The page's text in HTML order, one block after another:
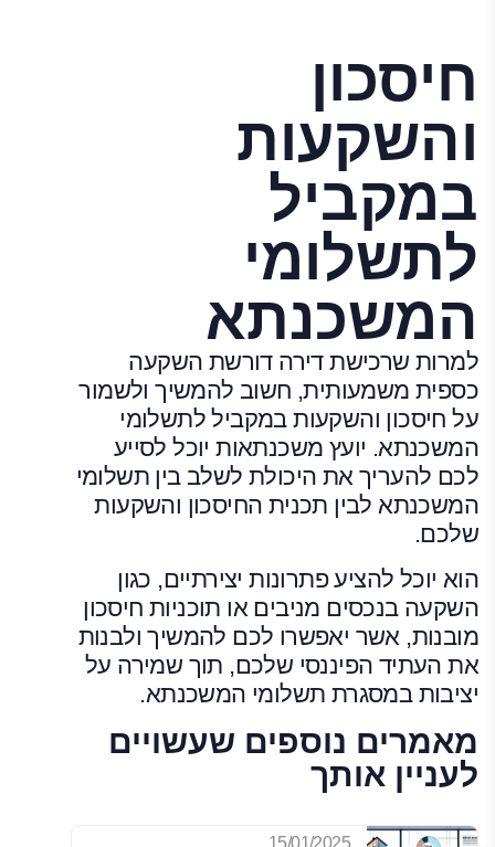
חיסכון
והשקעות
במקביל
לתשלומי
המשכנתא
למרות שרכישת דירה דורשת השקעה
כספית משמעותית, חשוב להמשיך ולשמור
על חיסכון והשקעות במקביל לתשלומי
המשכנתא. יועץ משכנתאות יוכל לסייע
לכם להעריך את היכולת לשלב בין תשלומי
המשכנתא לבין תכנית החיסכון והשקעות
שלכם.
הוא יוכל להציע פתרונות יצירתיים, כגון
השקעה בנכסים מניבים או תוכניות חיסכון
מובנות, אשר יאפשרו לכם להמשיך ולבנות
את העתיד הפיננסי שלכם, תוך שמירה על
יציבות במסגרת תשלומי המשכנתא.
מאמרים נוספים שעשויים
לעניין אותך
15/01/2025